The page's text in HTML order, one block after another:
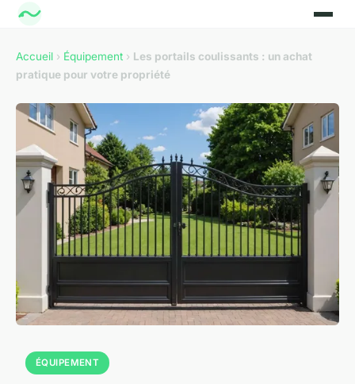
Accueil › Équipement › Les portails coulissants : un achat
pratique pour votre propriété
ÉQUIPEMENT